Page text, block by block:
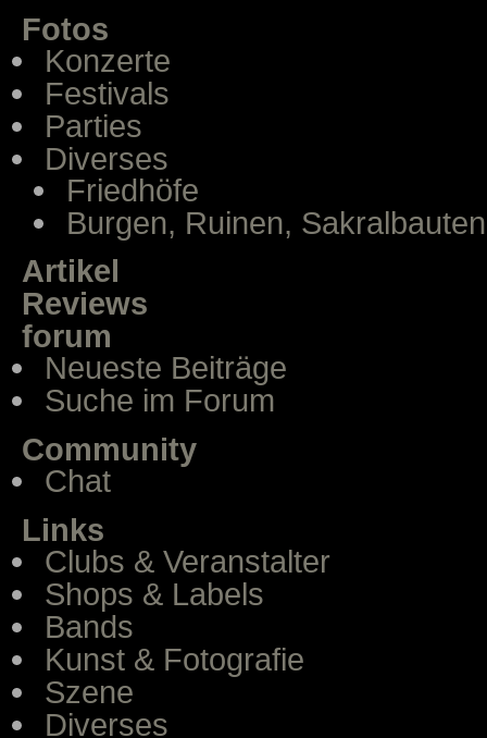
Fotos
Konzerte
Festivals
Parties
Diverses
Friedhöfe
Burgen, Ruinen, Sakralbauten
Artikel
Reviews
forum
Neueste Beiträge
Suche im Forum
Community
Chat
Links
Clubs & Veranstalter
Shops & Labels
Bands
Kunst & Fotografie
Szene
Diverses